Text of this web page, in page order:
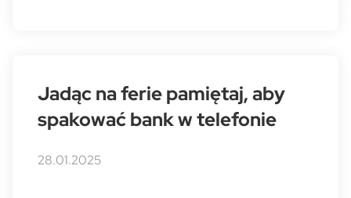
Jadąc na ferie pamiętaj, aby
spakować bank w telefonie
28.01.2025